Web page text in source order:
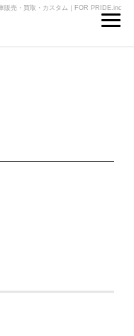
販売・買取・カスタム｜FOR PRIDE.inc